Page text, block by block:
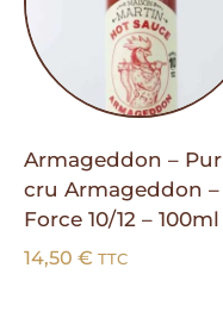
Armageddon – Pur
cru Armageddon –
Force 10/12 – 100ml
14,50 € TTC